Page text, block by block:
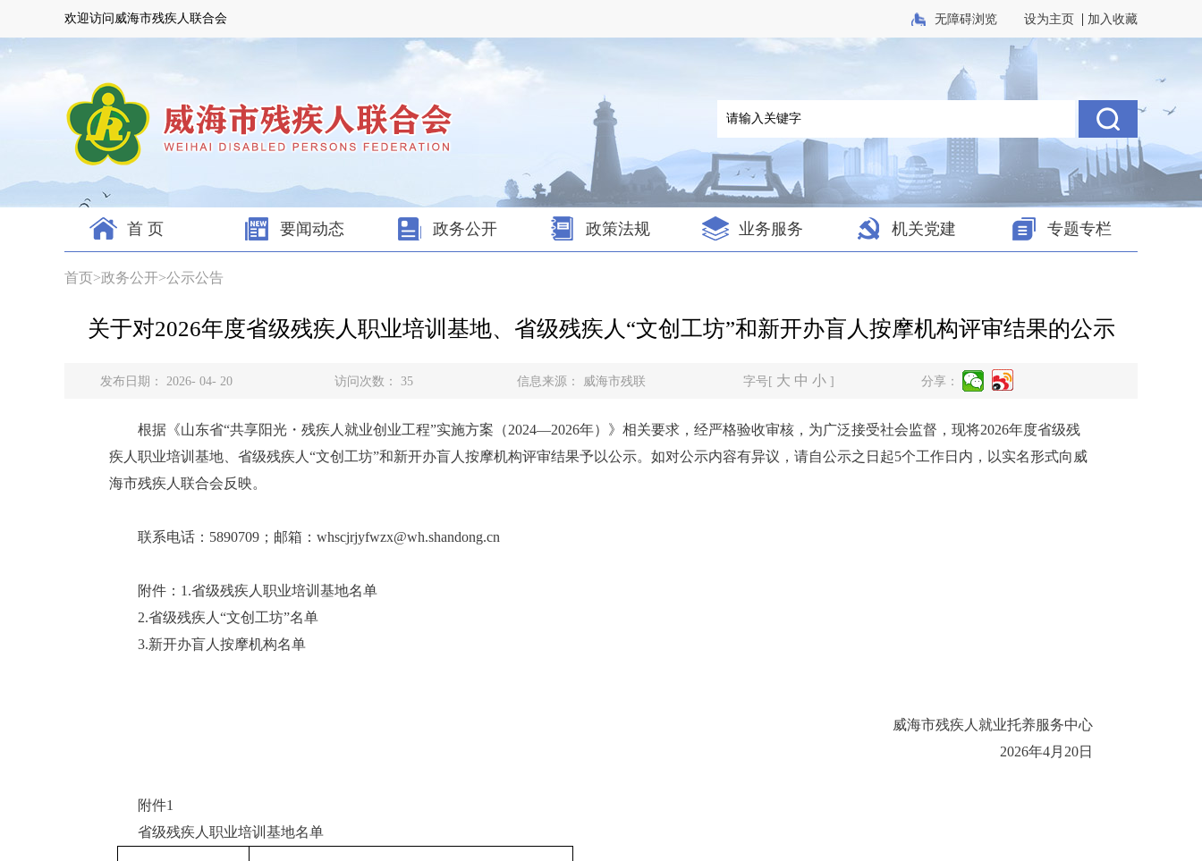
欢迎访问威海市残疾人联合会 无障碍浏览 设为主页 | 加入收藏
首 页 要闻动态 政务公开 政策法规 业务服务 机关党建 专题专栏
首页>政务公开>公示公告
关于对2026年度省级残疾人职业培训基地、省级残疾人“文创工坊”和新开办盲人按摩机构评审结果的公示
发布日期： 2026- 04- 20 访问次数： 35 信息来源： 威海市残联 字号[ 大 中 小 ] 分享：
根据《山东省“共享阳光・残疾人就业创业工程”实施方案（2024—2026年）》相关要求，经严格验收审核，为广泛接受社会监督，现将2026年度省级残
疾人职业培训基地、省级残疾人“文创工坊”和新开办盲人按摩机构评审结果予以公示。如对公示内容有异议，请自公示之日起5个工作日内，以实名形式向威
海市残疾人联合会反映。
联系电话：5890709；邮箱：whscjrjyfwzx@wh.shandong.cn
附件：1.省级残疾人职业培训基地名单
2.省级残疾人“文创工坊”名单
3.新开办盲人按摩机构名单
威海市残疾人就业托养服务中心
2026年4月20日
附件1
省级残疾人职业培训基地名单